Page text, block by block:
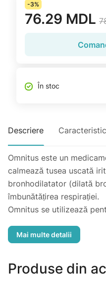
-3%
76.29 MDL
În stoc
Descriere
Omnitus este un
calmează tusea uscată
bronhodilatator (dilată
îmbunătățirea respirației.
Omnitus se utilizează
etiologie.
Utilizaţi întotdeauna
v-a spus medicul
Produse din